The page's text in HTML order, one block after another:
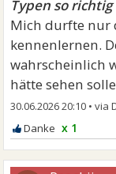
Typen so
Mich durfte nur
kennenlernen.
wahrscheinlich
hätte sehen
30.06.2026 20:10 •
x 1